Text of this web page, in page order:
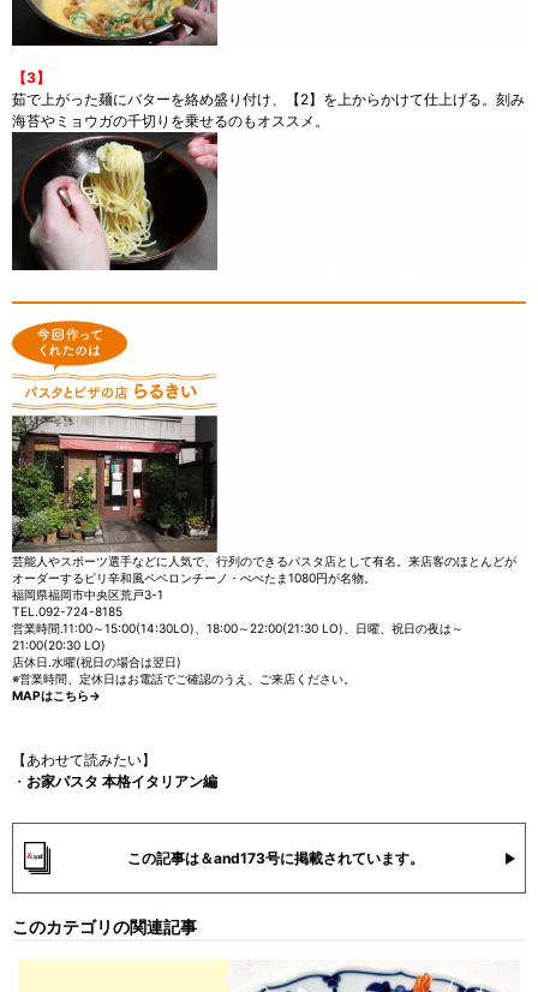
【3】
茹で上がった麺にバターを絡め盛り付け、【2】を上からかけて仕上げる。刻み
海苔やミョウガの千切りを乗せるのもオススメ。
芸能人やスポーツ選手などに人気で、行列のできるパスタ店として有名。来店客のほとんどが
オーダーするピリ辛和風ペペロンチーノ・ぺぺたま1080円が名物。
福岡県福岡市中央区荒戸3-1
TEL.092-724-8185
営業時間.11:00～15:00(14:30LO)、18:00～22:00(21:30 LO)、日曜、祝日の夜は～
21:00(20:30 LO)
店休日.水曜(祝日の場合は翌日)
※営業時間、定休日はお電話でご確認のうえ、ご来店ください。
MAPはこちら→
【あわせて読みたい】
・ お家パスタ 本格イタリアン編
この記事は＆and173号に掲載されています。
このカテゴリの関連記事